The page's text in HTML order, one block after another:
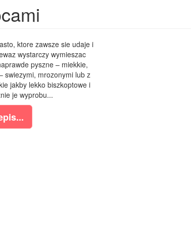
ktore zawsze sie udaje i
wystarczy wymieszac
pyszne – miekkie,
swiezymi, mrozonymi lub z
jakby lekko biszkoptowe i
je wyprobu...